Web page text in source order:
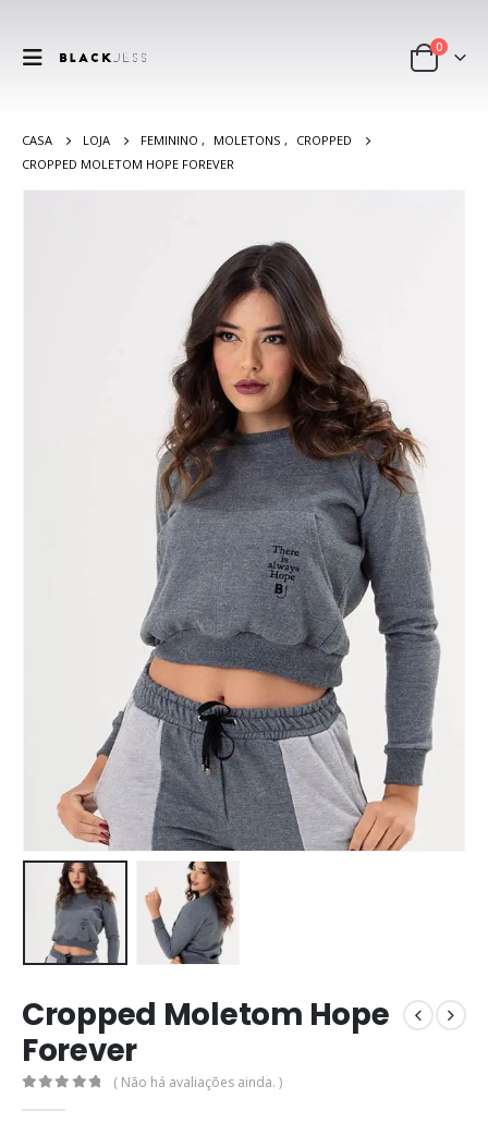
0
CASA LOJA FEMININO , MOLETONS ,
CROPPED
CROPPED MOLETOM HOPE FOREVER
Cropped Moletom Hope
Forever
( Não há avaliações ainda. )